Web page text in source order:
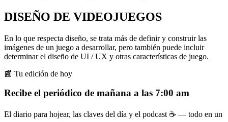
DISEÑO DE VIDEOJUEGOS
En lo que respecta diseño, se trata más de definir y construir las
imágenes de un juego a desarrollar, pero también puede incluir
determinar el diseño de UI / UX y otras características de juego.
📰 Tu edición de hoy
Recibe el periódico de mañana a las 7:00 am
El diario para hojear, las claves del día y el podcast ☕ — todo en un